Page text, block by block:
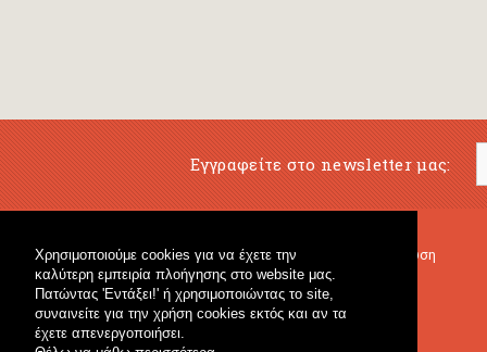
Χρησιμοποιούμε cookies για να έχετε την
καλύτερη εμπειρία πλοήγησης στο website μας.
Πατώντας 'Εντάξει!' ή χρησιμοποιώντας το site,
συναινείτε για την χρήση cookies εκτός και αν τα
έχετε απενεργοποιήσει.
Εγγραφείτε στο newsletter μας:
Μουσικό Βιβλιοπωλείο
Κρουστά & Εκπαιδευτικό Υλικό
Γενικό Βιβλιοπωλείο
Μουσική Εκπαίδευση
Fagotto Blog